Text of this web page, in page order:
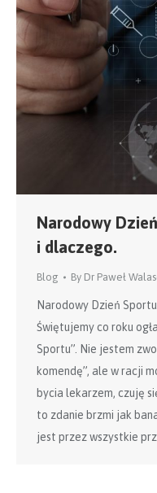
Narodowy
i dlaczego.
Blog By Dr Paweł
Narodowy Dzień
Świętujemy co roku
Sportu”. Nie jestem
komendę”, ale w racji
bycia lekarzem, czuję
to zdanie brzmi jak
jest przez wszystkie